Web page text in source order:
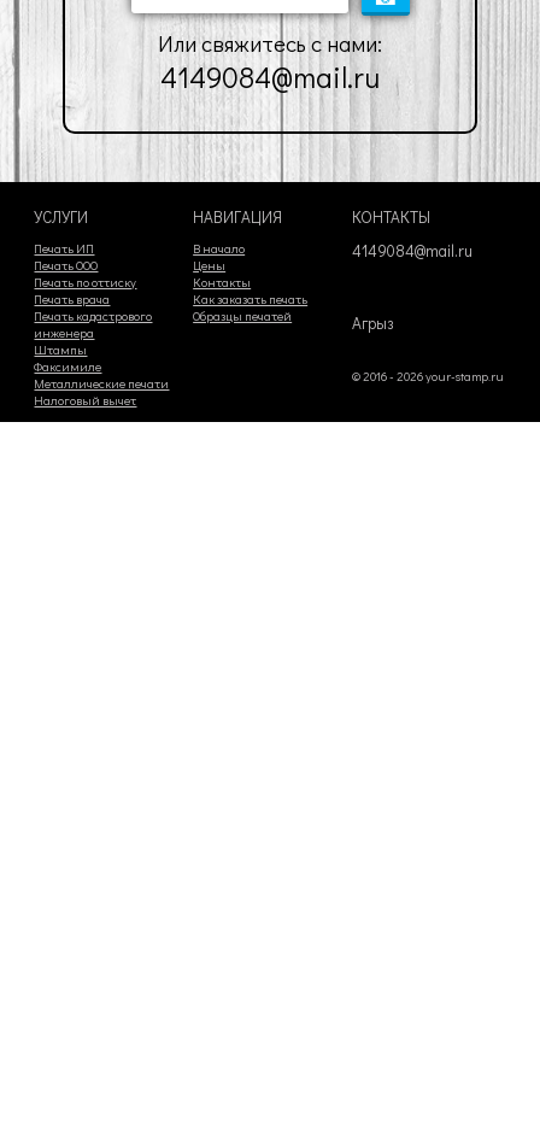
Или свяжитесь с нами:
4149084@mail.ru
УСЛУГИ
Печать ИП
Печать ООО
Печать по оттиску
Печать врача
Печать кадастрового
инженера
Штампы
Факсимиле
Металлические печати
Налоговый вычет
НАВИГАЦИЯ
В начало
Цены
Контакты
Как заказать печать
Образцы печатей
КОНТАКТЫ
4149084@mail.ru
Агрыз
© 2016 - 2026 your-stamp.ru